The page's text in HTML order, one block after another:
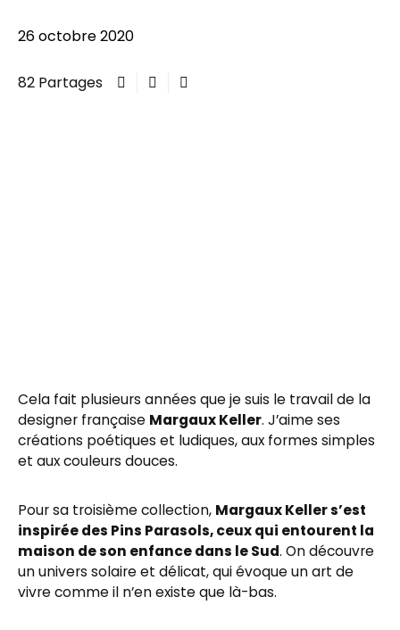
26 octobre 2020
82 Partages
Cela fait plusieurs années que je suis le travail de la
designer française Margaux Keller. J’aime ses
créations poétiques et ludiques, aux formes simples
et aux couleurs douces.
Pour sa troisième collection, Margaux Keller s’est
inspirée des Pins Parasols, ceux qui entourent la
maison de son enfance dans le Sud. On découvre
un univers solaire et délicat, qui évoque un art de
vivre comme il n’en existe que là-bas.